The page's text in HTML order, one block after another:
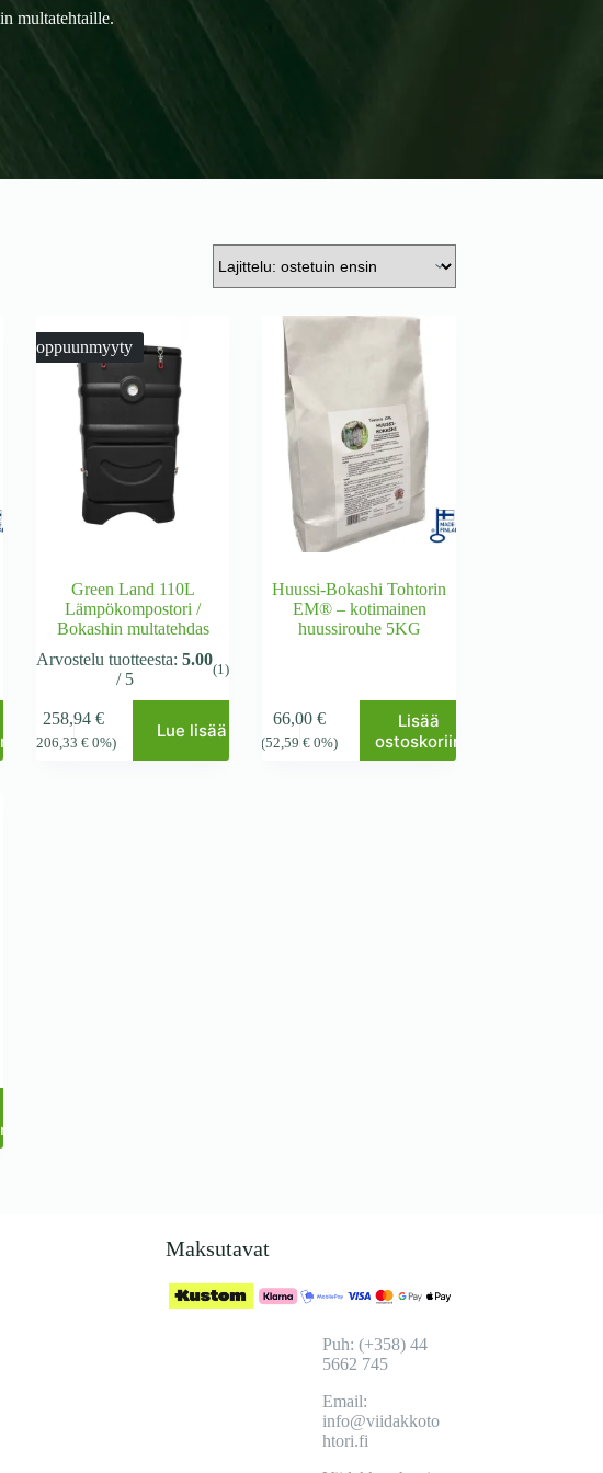
multatehtaille.
Loppuunmyyty
Green Land 110L
Lämpökompostori /
Bokashin multatehdas
Arvostelu tuotteesta:5.00
/ 5
(1)
258,94€
206,33 €0%)
Lue lisää
Huussi-Bokashi Tohtorin
EM® – kotimainen
huussirouhe 5KG
66,00€
(52,59 € 0%)
Lisää
ostoskoriin
Maksutavat
Puh: (+358) 44
5662 745
Email:
info@viidakkoto
htori.fi